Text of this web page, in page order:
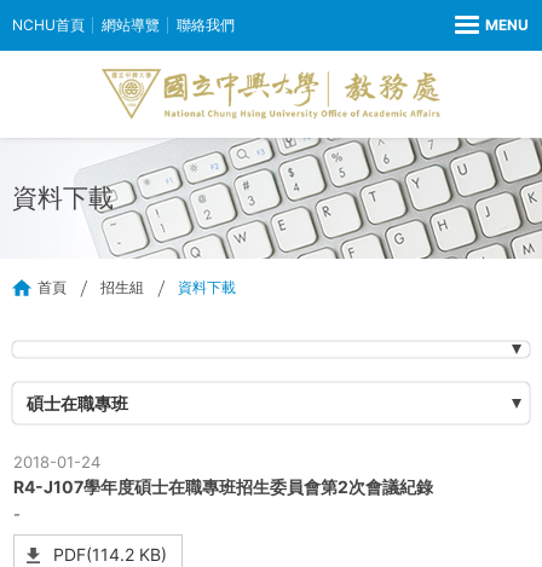
NCHU首頁 網站導覽 聯絡我們
資料下載
首頁 招生組 資料下載
碩士在職專班
2018-01-24
R4-J107學年度碩士在職專班招生委員會第2次會議紀錄
-
PDF(114.2 KB)